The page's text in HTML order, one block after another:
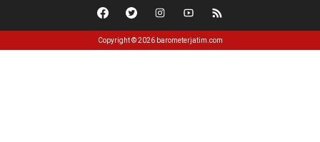
Copyright © 2026 barometerjatim.com